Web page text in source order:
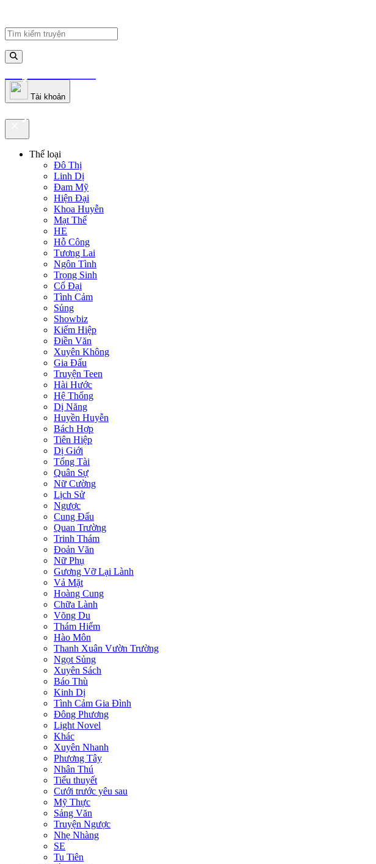
truyenfullz.com
Tài khoản
truyenfullz.com
Thể loại
Đô Thị
Linh Dị
Đam Mỹ
Hiện Đại
Khoa Huyễn
Mạt Thế
HE
Hỗ Công
Tương Lai
Ngôn Tình
Trọng Sinh
Cổ Đại
Tình Cảm
Sủng
Showbiz
Kiếm Hiệp
Điền Văn
Xuyên Không
Gia Đấu
Truyện Teen
Hài Hước
Hệ Thống
Dị Năng
Huyền Huyễn
Bách Hợp
Tiên Hiệp
Dị Giới
Tổng Tài
Quân Sự
Nữ Cường
Lịch Sử
Ngược
Cung Đấu
Quan Trường
Trinh Thám
Đoản Văn
Nữ Phụ
Gương Vỡ Lại Lành
Vả Mặt
Hoàng Cung
Chữa Lành
Võng Du
Thám Hiểm
Hào Môn
Thanh Xuân Vườn Trường
Ngọt Sủng
Xuyên Sách
Báo Thù
Kinh Dị
Tình Cảm Gia Đình
Đông Phương
Light Novel
Khác
Xuyên Nhanh
Phương Tây
Nhân Thú
Tiểu thuyết
Cưới trước yêu sau
Mỹ Thực
Sảng Văn
Truyện Ngược
Nhẹ Nhàng
SE
Tu Tiên